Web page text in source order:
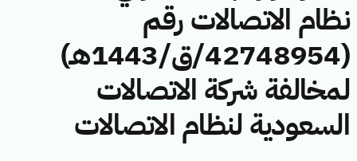
نظام الاتصالات رقم
(42748954/ق/1443هـ)
لمخالفة شركة الاتصالات
السعودية لنظام الاتصالات